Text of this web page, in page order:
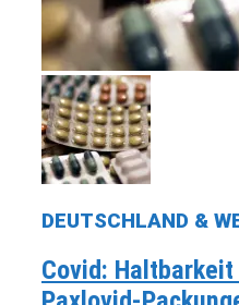
DEUTSCHLAND &
Covid: